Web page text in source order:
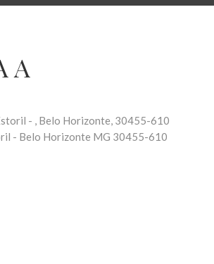
A
- , Belo Horizonte, 30455-610
- Belo Horizonte MG 30455-610